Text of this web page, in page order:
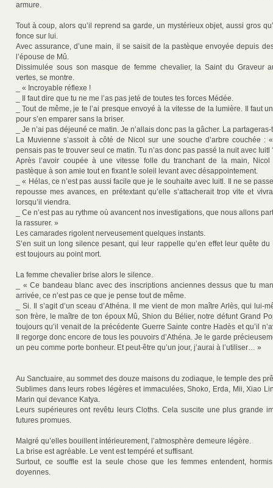
armure.
Tout à coup, alors qu’il reprend sa garde, un mystérieux objet, aussi gros
fonce sur lui.
Avec assurance, d’une main, il se saisit de la pastèque envoyée depuis
l’épouse de Mû.
Dissimulée sous son masque de femme chevalier, la Saint du Graveur
vertes, se montre.
_ « Incroyable réflexe !
_ Il faut dire que tu ne me l’as pas jeté de toutes tes forces Médée.
_ Tout de même, je te l’ai presque envoyé à la vitesse de la lumière. Il faut
pour s’en emparer sans la briser.
_ Je n’ai pas déjeuné ce matin. Je n’allais donc pas la gâcher. La
La Muvienne s’assoit à côté de Nicol sur une souche d’arbre couchée :
pensais pas te trouver seul ce matin. Tu n’as donc pas passé la nuit avec Iuitl
Après l’avoir coupée à une vitesse folle du tranchant de la main,
pastèque à son amie tout en fixant le soleil levant avec désappointement.
_ « Hélas, ce n’est pas aussi facile que je le souhaite avec Iuitl. Il ne se
repousse mes avances, en prétextant qu’elle s’attacherait trop vite et
lorsqu’il viendra.
_ Ce n’est pas au rythme où avancent nos investigations, que nous allons
la rassurer. »
Les camarades rigolent nerveusement quelques instants.
S’en suit un long silence pesant, qui leur rappelle qu’en effet leur quête du
est toujours au point mort.
La femme chevalier brise alors le silence.
_ « Ce bandeau blanc avec des inscriptions anciennes dessus que tu
arrivée, ce n’est pas ce que je pense tout de même.
_ Si. Il s’agit d’un sceau d’Athéna. Il me vient de mon maître Arlès, qui lui-
son frère, le maître de ton époux Mû, Shion du Bélier, notre défunt Grand
toujours qu’il venait de la précédente Guerre Sainte contre Hadès et qu’il
Il regorge donc encore de tous les pouvoirs d’Athéna. Je le garde
un peu comme porte bonheur. Et peut-être qu’un jour, j’aurai à l’utiliser… »
Au Sanctuaire, au sommet des douze maisons du zodiaque, le temple des
Sublimes dans leurs robes légères et immaculées, Shoko, Erda, Mii, Xiao
Marin qui devance Katya.
Leurs supérieures ont revêtu leurs Cloths. Cela suscite une plus grande
futures promues.
Malgré qu’elles bouillent intérieurement, l’atmosphère demeure légère.
La brise est agréable. Le vent est tempéré et suffisant.
Surtout, ce souffle est la seule chose que les femmes entendent,
doyennes.